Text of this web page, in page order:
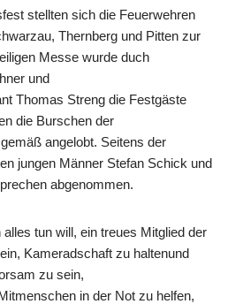
stellten sich die Feuerwehren
Thernberg und Pitten zur
Messe wurde duch
und
Thomas Streng die Festgäste
die Burschen der
angelobt. Seitens der
jungen Männer Stefan Schick und
abgenommen.
tun will, ein treues Mitglied der
Kameradschaft zu haltenund
zu sein,
in der Not zu helfen,